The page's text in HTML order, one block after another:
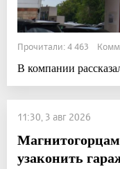
Прочитали: 4 463
В компании
11:30, 3 авг 2026
узаконить